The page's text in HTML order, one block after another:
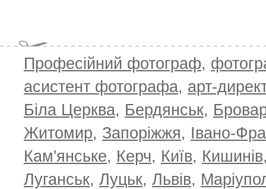
Професійний фотограф,
асистент фотографа, арт-
Біла Церква, Бердянськ,
Житомир, Запоріжжя, Івано-
Кам'янське, Керч, Київ, Кишинів
Луганськ, Луцьк, Львів,